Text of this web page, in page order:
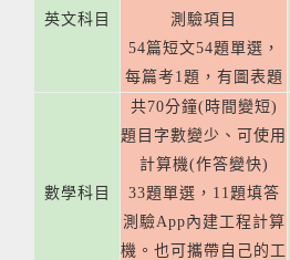
英文科目
測驗項目
54篇短文54題單選，
每篇考1題，有圖表題
數學科目
共70分鐘(時間變短)
題目字數變少、可使用
計算機(作答變快)
33題單選，11題填答
測驗App內建工程計算
機。也可攜帶自己的工